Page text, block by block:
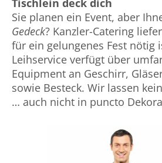
Tischlein deck dich
Sie planen ein Event, aber
Gedeck? Kanzler-Catering
für ein gelungenes Fest nötig
Leihservice verfügt über
Equipment an Geschirr,
sowie Besteck. Wir lassen
… auch nicht in puncto